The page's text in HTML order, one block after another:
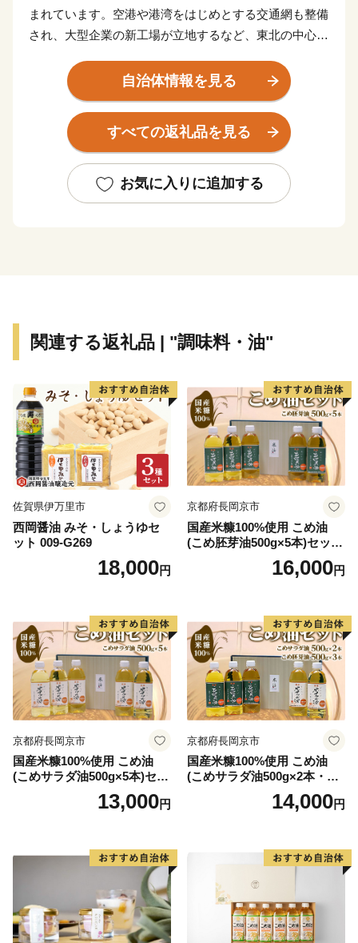
まれています。空港や港湾をはじめとする交通網も整備
され、大型企業の新工場が立地するなど、東北の中心と
東日本大震災により甚大な被害を受けましたが、再生と
さらなる発展につながる「創造的な復興」に向けた取り
組みを推進し、県民の皆さんと力を合わせ、魅力ある宮
城を築いてまいります。
自治体情報を見る
すべての返礼品を見る
お気に入りに追加する
関連する返礼品 | "調味料・油"
佐賀県伊万里市
西岡醤油 みそ・しょうゆセ
ット 009-G269
18,000円
京都府長岡京市
国産米糠100%使用 こめ油
(こめ胚芽油500g×5本)セット
16,000円
京都府長岡京市
国産米糠100%使用 こめ油
(こめサラダ油500g×5本)セッ
13,000円
京都府長岡京市
国産米糠100%使用 こめ油
(こめサラダ油500g×2本・こ
め胚芽油500g×3本)セット [1
14,000円